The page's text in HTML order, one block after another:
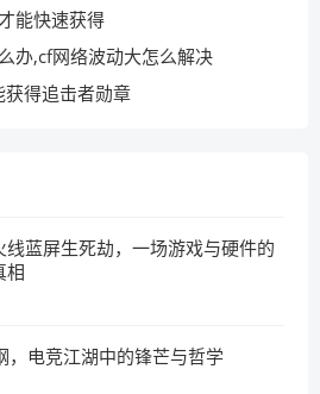
能快速获得
办,cf网络波动大怎么解决
得追击者勋章
线蓝屏生死劫，一场游戏与硬件的
相
，电竞江湖中的锋芒与哲学